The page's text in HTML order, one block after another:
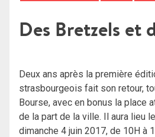
Des Bretzels et
Deux ans après la première
strasbourgeois fait son retour,
Bourse, avec en bonus la place
de la part de la ville. Il aura lieu
dimanche 4 juin 2017, de 10H à